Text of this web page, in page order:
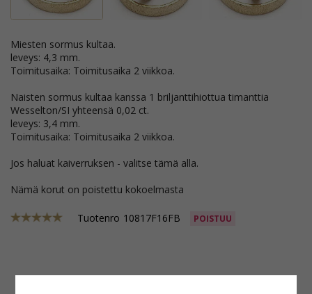
Miesten sormus kultaa.
leveys: 4,3 mm.
Toimitusaika: Toimitusaika 2 viikkoa.
Naisten sormus kultaa kanssa 1 briljanttihiottua timanttia
Wesselton/SI yhteensä 0,02 ct.
leveys: 3,4 mm.
Toimitusaika: Toimitusaika 2 viikkoa.
Jos haluat kaiverruksen - valitse tämä alla.
Nämä korut on poistettu kokoelmasta
Tuotenro 10817F16FB POISTUU
Tuoteseloste
Sormuspohja